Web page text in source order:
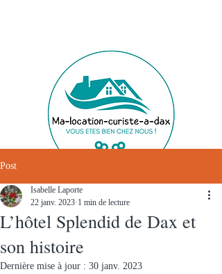
Post
L’hôtel Splendid de Dax et
son histoire
Isabelle Laporte
22 janv. 2023 1 min de lecture
Dernière mise à jour : 30 janv. 2023